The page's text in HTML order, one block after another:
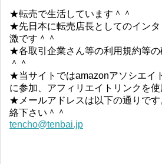
★転売で生活しています＾＾
★先日本に転売店長としてのイン
激です＾＾
★各取引企業さん等の利用規約等
＾＾
★当サイトではamazonアソシエイ
に参加、アフィリエイトリンクを使
★メールアドレスは以下の通りで
絡下さい＾＾
tencho@tenbai.jp